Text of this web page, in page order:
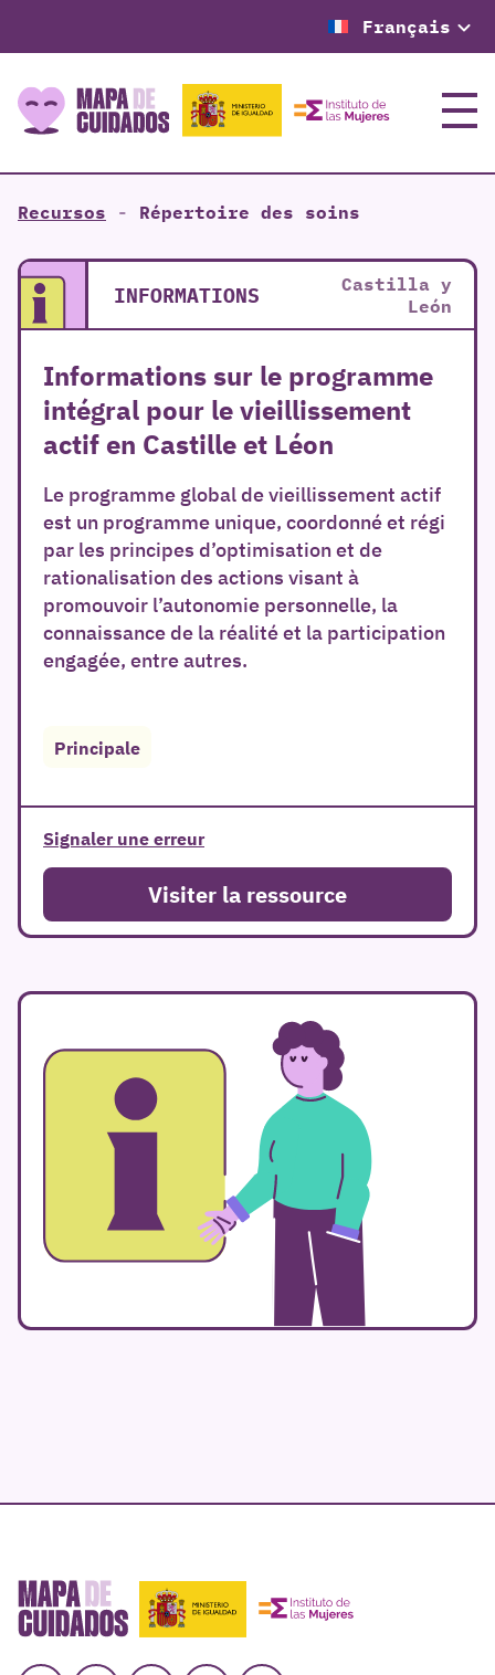
Français
Menu
Recursos - Répertoire des soins
INFORMATIONS
Castilla y
León
Informations sur le programme
intégral pour le vieillissement
actif en Castille et Léon
Le programme global de vieillissement actif
est un programme unique, coordonné et régi
par les principes d’optimisation et de
rationalisation des actions visant à
promouvoir l’autonomie personnelle, la
connaissance de la réalité et la participation
engagée, entre autres.
Principale
Signaler une erreur
Visiter la ressource